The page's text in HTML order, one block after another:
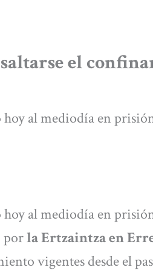
el
al mediodía en
al mediodía en
porla Ertzaintza en
vigentes desde el